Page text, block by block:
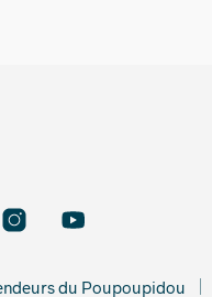
du Poupoupidou